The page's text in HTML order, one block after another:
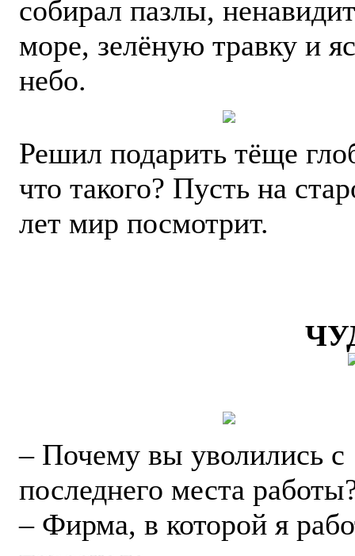
собирал пазлы,
море, зелёную травку и
небо.
Решил подарить тёще
что такого? Пусть на
лет мир посмотрит.
– Почему вы уволились с
последнего места
– Фирма, в которой я